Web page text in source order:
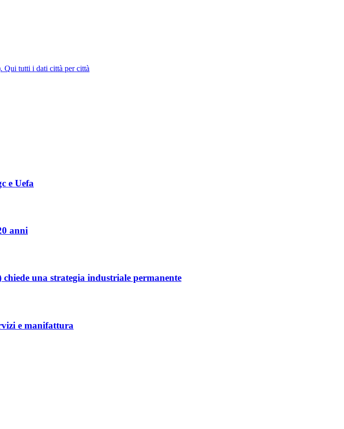
Qui tutti i dati città per città
e Uefa
anni
una strategia industriale permanente
e manifattura